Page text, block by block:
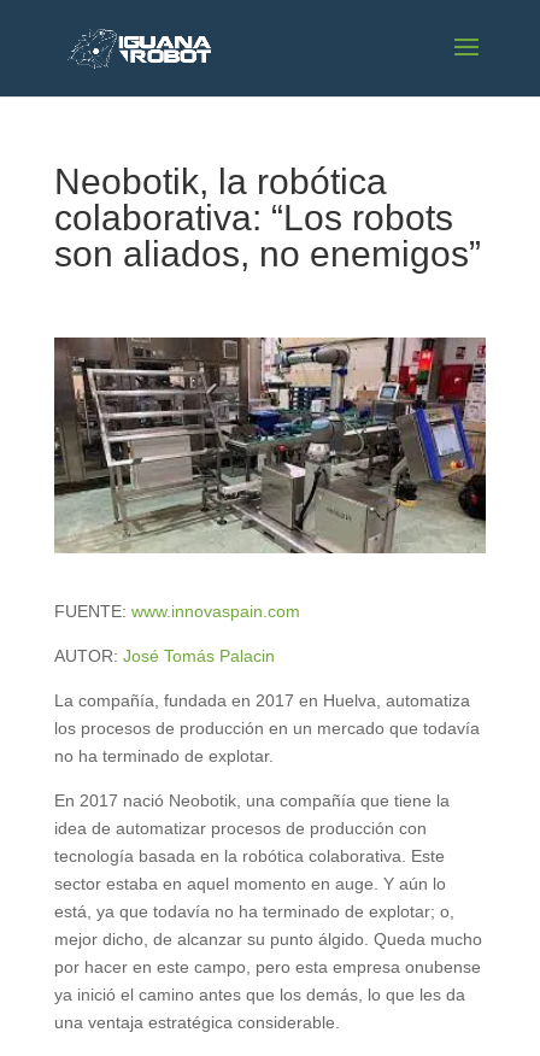
Neobotik, la robótica
colaborativa: “Los robots
son aliados, no enemigos”
FUENTE: www.innovaspain.com
AUTOR: José Tomás Palacin
La compañía, fundada en 2017 en Huelva, automatiza
los procesos de producción en un mercado que todavía
no ha terminado de explotar.
En 2017 nació Neobotik, una compañía que tiene la
idea de automatizar procesos de producción con
tecnología basada en la robótica colaborativa. Este
sector estaba en aquel momento en auge. Y aún lo
está, ya que todavía no ha terminado de explotar; o,
mejor dicho, de alcanzar su punto álgido. Queda mucho
por hacer en este campo, pero esta empresa onubense
ya inició el camino antes que los demás, lo que les da
una ventaja estratégica considerable.